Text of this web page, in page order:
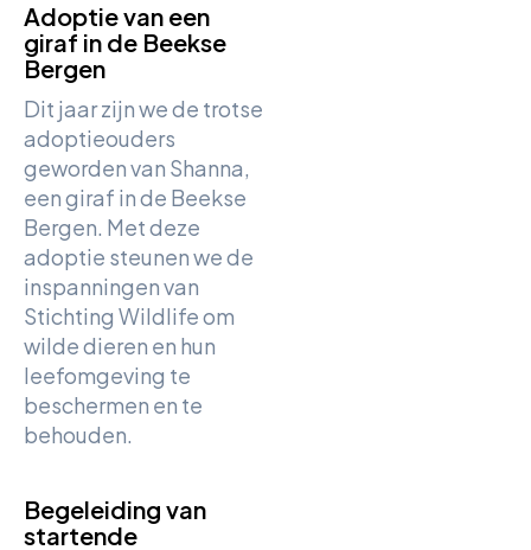
Adoptie van een
giraf in de Beekse
Bergen
Dit jaar zijn we de trotse
adoptieouders
geworden van Shanna,
een giraf in de Beekse
Bergen. Met deze
adoptie steunen we de
inspanningen van
Stichting Wildlife om
wilde dieren en hun
leefomgeving te
beschermen en te
behouden.
Begeleiding van
startende